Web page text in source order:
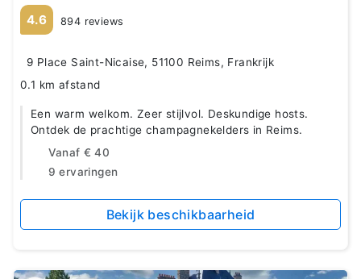
4.6 894 reviews
9 Place Saint-Nicaise, 51100 Reims, Frankrijk
0.1 km afstand
Een warm welkom. Zeer stijlvol. Deskundige hosts.
Ontdek de prachtige champagnekelders in Reims.
Vanaf € 40
9 ervaringen
Bekijk beschikbaarheid